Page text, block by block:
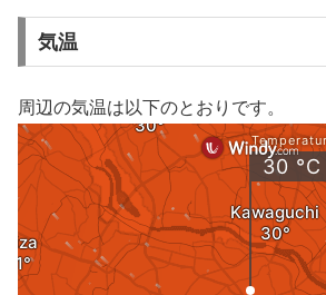
気温
周辺の気温は以下のとおりです。